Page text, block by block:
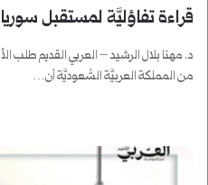
قراءة تفاؤليَّة لمستقبل
د. مهنا بلال الرشيد – العربي القديم طلب
من المملكة العربيَّة السُّعوديَّة أن…